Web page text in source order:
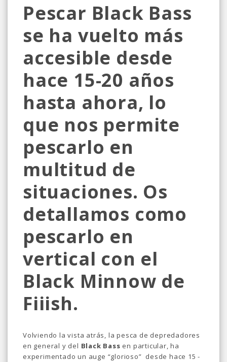
Pescar Black Bass
se ha vuelto más
accesible desde
hace 15-20 años
hasta ahora, lo
que nos permite
pescarlo en
multitud de
situaciones. Os
detallamos como
pescarlo en
vertical con el
Black Minnow de
Fiiish.
Volviendo la vista atrás, la pesca de depredadores
en general y del Black Bass en particular, ha
experimentado un auge “glorioso” desde hace 15 -